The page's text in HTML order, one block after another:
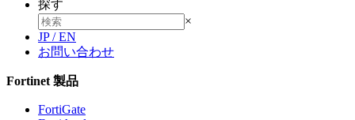
探す
×
JP/EN
お問い合わせ
Fortinet 製品
FortiGate